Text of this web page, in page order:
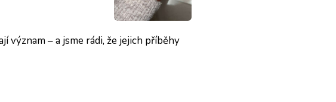
význam – a jsme rádi, že jejich příběhy